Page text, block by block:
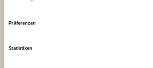
Präferenzen
Statistiken